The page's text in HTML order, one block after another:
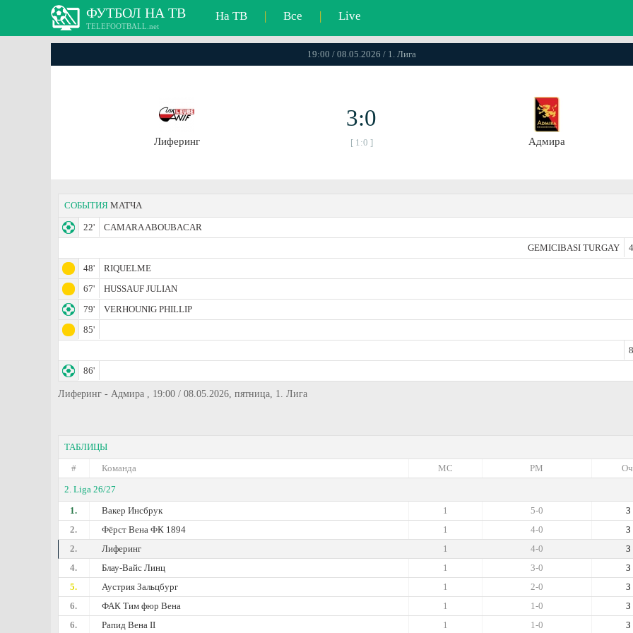
ФУТБОЛ НА ТВ
TELEFOOTBALL.net
На ТВ | Все | Live
19:00 / 08.05.2026 / 1. Лига
Лиферинг
3:0
[ 1:0 ] Адмира
СОБЫТИЯ МАТЧА
22'
CAMARA ABOUBACAR
GEMICIBASI TURGAY
48'
RIQUELME
67'
HUSSAUF JULIAN
79'
VERHOUNIG PHILLIP
85'
86'
Лиферинг - Адмира , 19:00 / 08.05.2026, пятница, 1. Лига
ТАБЛИЦЫ
#
Команда РМ
МС
2. Liga 26/27
1.
Вакер Инсбрук 3
5-0
1
2.
Фёрст Вена ФК 1894 3
4-0
1
2.
Лиферинг 3
4-0
1
4.
Блау-Вайс Линц 3
3-0
1
5.
Аустрия Зальцбург 3
2-0
1
6.
ФАК Тим фюр Вена 3
1-0
1
6.
Рапид Вена II 3
1-0
1